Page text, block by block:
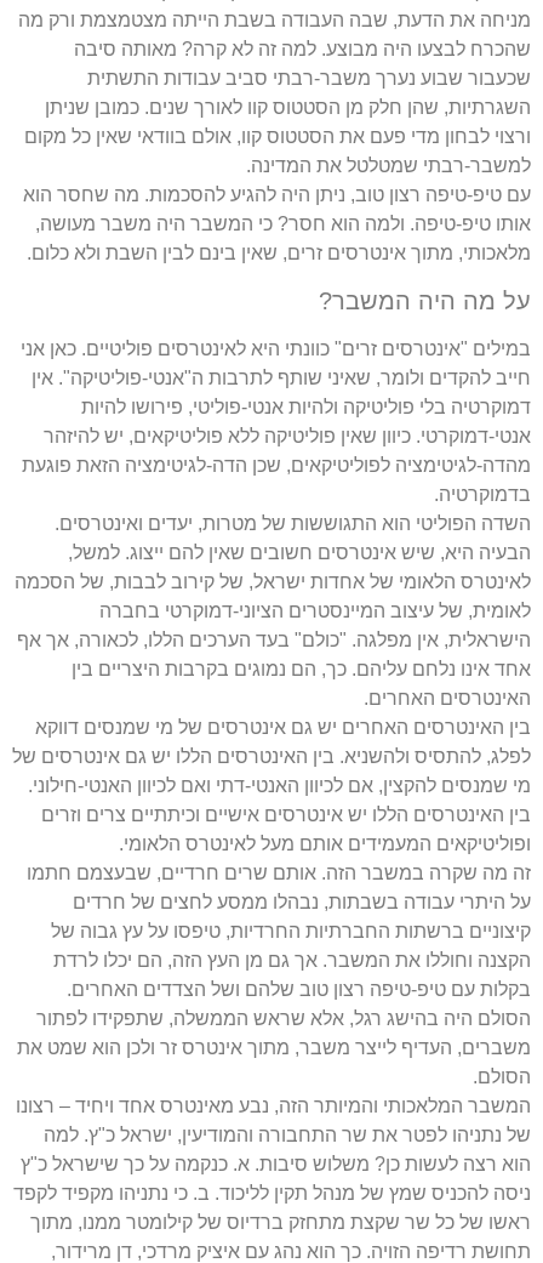
מניחה את הדעת, שבה העבודה בשבת הייתה מצטמצמת ורק מה
שהכרח לבצעו היה מבוצע. למה זה לא קרה? מאותה סיבה
שכעבור שבוע נערך משבר-רבתי סביב עבודות התשתית
השגרתיות, שהן חלק מן הסטטוס קוו לאורך שנים. כמובן שניתן
ורצוי לבחון מדי פעם את הסטטוס קוו, אולם בוודאי שאין כל מקום
למשבר-רבתי שמטלטל את המדינה.
עם טיפ-טיפה רצון טוב, ניתן היה להגיע להסכמות. מה שחסר הוא
אותו טיפ-טיפה. ולמה הוא חסר? כי המשבר היה משבר מעושה,
מלאכותי, מתוך אינטרסים זרים, שאין בינם לבין השבת ולא כלום.
על מה היה המשבר?
במילים "אינטרסים זרים" כוונתי היא לאינטרסים פוליטיים. כאן אני
חייב להקדים ולומר, שאיני שותף לתרבות ה"אנטי-פוליטיקה". אין
דמוקרטיה בלי פוליטיקה ולהיות אנטי-פוליטי, פירושו להיות
אנטי-דמוקרטי. כיוון שאין פוליטיקה ללא פוליטיקאים, יש להיזהר
מהדה-לגיטימציה לפוליטיקאים, שכן הדה-לגיטימציה הזאת פוגעת
בדמוקרטיה.
השדה הפוליטי הוא התגוששות של מטרות, יעדים ואינטרסים.
הבעיה היא, שיש אינטרסים חשובים שאין להם ייצוג. למשל,
לאינטרס הלאומי של אחדות ישראל, של קירוב לבבות, של הסכמה
לאומית, של עיצוב המיינסטרים הציוני-דמוקרטי בחברה
הישראלית, אין מפלגה. "כולם" בעד הערכים הללו, לכאורה, אך אף
אחד אינו נלחם עליהם. כך, הם נמוגים בקרבות היצריים בין
האינטרסים האחרים.
בין האינטרסים האחרים יש גם אינטרסים של מי שמנסים דווקא
לפלג, להתסיס ולהשניא. בין האינטרסים הללו יש גם אינטרסים של
מי שמנסים להקצין, אם לכיוון האנטי-דתי ואם לכיוון האנטי-חילוני.
בין האינטרסים הללו יש אינטרסים אישיים וכיתתיים צרים וזרים
ופוליטיקאים המעמידים אותם מעל לאינטרס הלאומי.
זה מה שקרה במשבר הזה. אותם שרים חרדיים, שבעצמם חתמו
על היתרי עבודה בשבתות, נבהלו ממסע לחצים של חרדים
קיצוניים ברשתות החברתיות החרדיות, טיפסו על עץ גבוה של
הקצנה וחוללו את המשבר. אך גם מן העץ הזה, הם יכלו לרדת
בקלות עם טיפ-טיפה רצון טוב שלהם ושל הצדדים האחרים.
הסולם היה בהישג רגל, אלא שראש הממשלה, שתפקידו לפתור
משברים, העדיף לייצר משבר, מתוך אינטרס זר ולכן הוא שמט את
הסולם.
המשבר המלאכותי והמיותר הזה, נבע מאינטרס אחד ויחיד – רצונו
של נתניהו לפטר את שר התחבורה והמודיעין, ישראל כ"ץ. למה
הוא רצה לעשות כן? משלוש סיבות. א. כנקמה על כך שישראל כ"ץ
ניסה להכניס שמץ של מנהל תקין לליכוד. ב. כי נתניהו מקפיד לקפד
ראשו של כל שר שקצת מתחזק ברדיוס של קילומטר ממנו, מתוך
תחושת רדיפה הזויה. כך הוא נהג עם איציק מרדכי, דן מרידור,